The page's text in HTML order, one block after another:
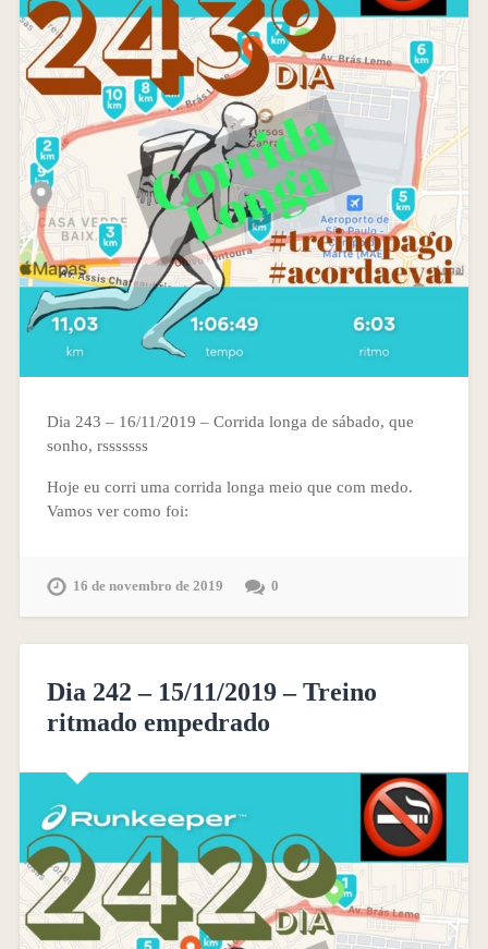
Dia 243 – 16/11/2019 – Corrida longa de sábado, que
sonho, rsssssss
Hoje eu corri uma corrida longa meio que com medo.
Vamos ver como foi:
16 de novembro de 2019 0
Dia 242 – 15/11/2019 – Treino
ritmado empedrado